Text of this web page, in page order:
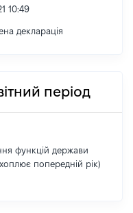
10:49
декларація
період
функцій держави
попередній рік)